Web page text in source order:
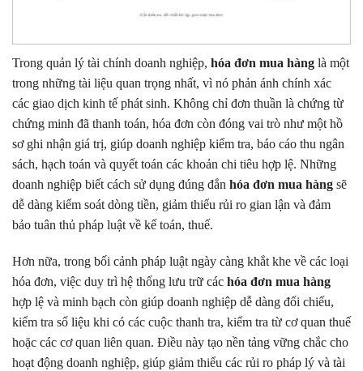
Trong quản lý tài chính doanh nghiệp, hóa đơn mua hàng là một
trong những tài liệu quan trọng nhất, vì nó phản ánh chính xác
các giao dịch kinh tế phát sinh. Không chỉ đơn thuần là chứng từ
chứng minh đã thanh toán, hóa đơn còn đóng vai trò như một hồ
sơ ghi nhận giá trị, giúp doanh nghiệp kiểm tra, báo cáo thu ngân
sách, hạch toán và quyết toán các khoản chi tiêu hợp lệ. Những
doanh nghiệp biết cách sử dụng đúng đắn hóa đơn mua hàng sẽ
dễ dàng kiểm soát dòng tiền, giảm thiểu rủi ro gian lận và đảm
bảo tuân thủ pháp luật về kế toán, thuế.
Hơn nữa, trong bối cảnh pháp luật ngày càng khắt khe về các loại
hóa đơn, việc duy trì hệ thống lưu trữ các hóa đơn mua hàng
hợp lệ và minh bạch còn giúp doanh nghiệp dễ dàng đối chiếu,
kiểm tra số liệu khi có các cuộc thanh tra, kiểm tra từ cơ quan thuế
hoặc các cơ quan liên quan. Điều này tạo nền tảng vững chắc cho
hoạt động doanh nghiệp, giúp giảm thiểu các rủi ro pháp lý và tài